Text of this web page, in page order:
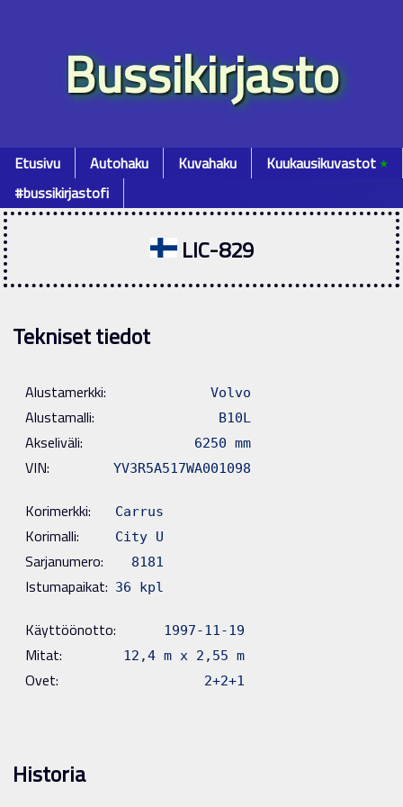
Bussikirjasto
Etusivu Autohaku Kuvahaku Kuukausikuvastot٭
#bussikirjastofi
LIC-829
Tekniset tiedot
Alustamerkki: Volvo
Alustamalli: B10L
Akseliväli: 6250 mm
VIN: YV3R5A517WA001098
Korimerkki: Carrus
Korimalli: City U
Sarjanumero: 8181
Istumapaikat: 36 kpl
Käyttöönotto: 1997-11-19
Mitat: 12,4 m x 2,55 m
Ovet: 2+2+1
Historia